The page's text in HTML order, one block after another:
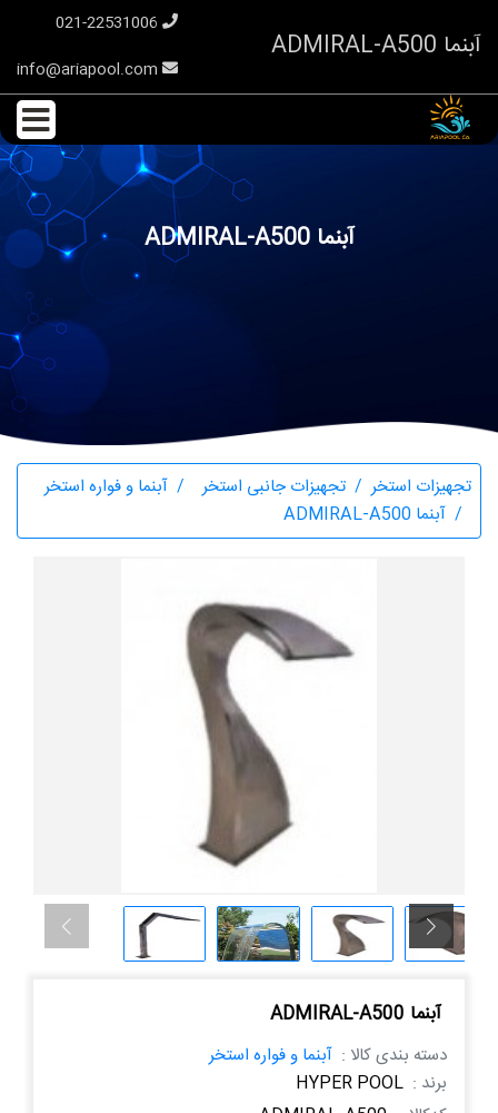
آبنما ADMIRAL-A500
آبنما ADMIRAL-A500
تجهیزات استخر تجهیزات جانبی استخر
آبنما و فواره استخر
آبنما ADMIRAL-A500
آبنما ADMIRAL-A500
دسته بندی کالا : آبنما و فواره استخر
برند : HYPER POOL